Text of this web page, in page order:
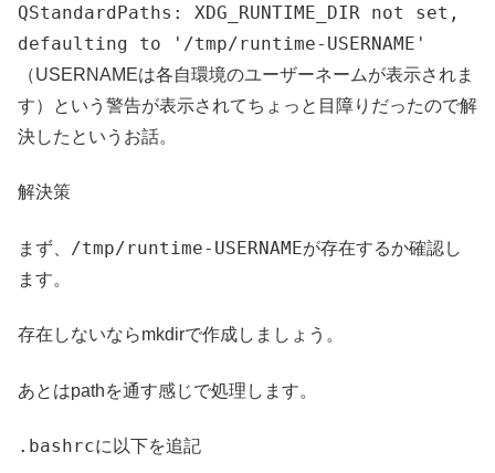
QStandardPaths: XDG_RUNTIME_DIR not set,
defaulting to '/tmp/runtime-USERNAME'
（USERNAMEは各自環境のユーザーネームが表示されま
す）という警告が表示されてちょっと目障りだったので解
決したというお話。
解決策
まず、 /tmp/runtime-USERNAMEが存在するか確認し
ます。
存在しないならmkdirで作成しましょう。
あとはpathを通す感じで処理します。
.bashrcに以下を追記